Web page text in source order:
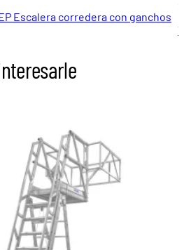
Escalera corredera con ganchos